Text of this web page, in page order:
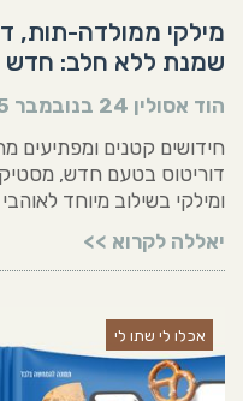
מילקי ממולדה-תות,
שמנת ללא חלב:
הוד אסולין 24 בנובמבר 2025
חידושים קטנים
דוריטוס בטעם חדש,
ומילקי בשילוב מיוחד
יאללה לקרוא >>
אכלו לי שתו לי